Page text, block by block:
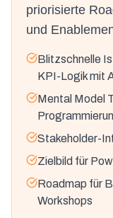
priorisierte
und
Blitzschnelle
KPI-Logik mit
Mental Model
Stakeholder-
Zielbild für
Roadmap für
Workshops